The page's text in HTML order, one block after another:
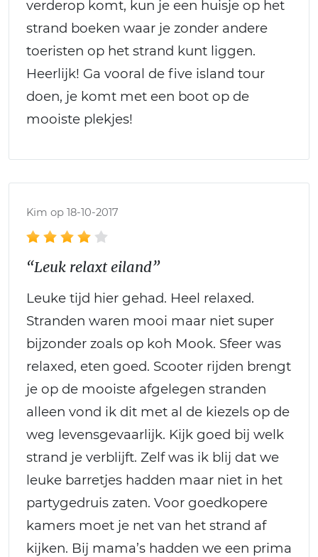
verderop komt, kun je een huisje op het
strand boeken waar je zonder andere
toeristen op het strand kunt liggen.
Heerlijk! Ga vooral de five island tour
doen, je komt met een boot op de
mooiste plekjes!
Kim op 18-10-2017
“Leuk relaxt eiland”
Leuke tijd hier gehad. Heel relaxed.
Stranden waren mooi maar niet super
bijzonder zoals op koh Mook. Sfeer was
relaxed, eten goed. Scooter rijden brengt
je op de mooiste afgelegen stranden
alleen vond ik dit met al de kiezels op de
weg levensgevaarlijk. Kijk goed bij welk
strand je verblijft. Zelf was ik blij dat we
leuke barretjes hadden maar niet in het
partygedruis zaten. Voor goedkopere
kamers moet je net van het strand af
kijken. Bij mama’s hadden we een prima